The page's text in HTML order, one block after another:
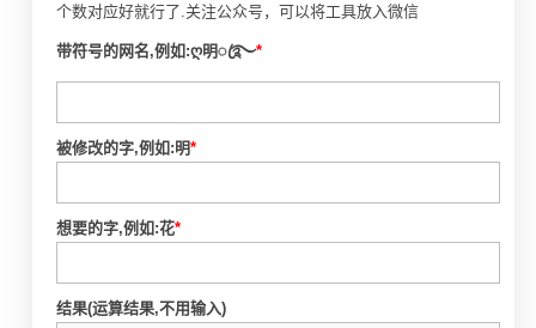
个数对应好就行了.关注公众号，可以将工具放入微信
带符号的网名,例如:ღ明ꦿ࿐*
被修改的字,例如:明*
想要的字,例如:花*
结果(运算结果,不用输入)